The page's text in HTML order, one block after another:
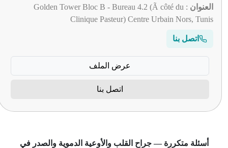
العنوان
: Golden Tower Bloc B - Bureau 4.2 (Ã côté du
Clinique Pasteur) Centre Urbain Nors, Tunis
اتصل بنا
عرض الملف
اتصل بنا
أسئلة متكررة — جراح القلب والأوعية الدموية والصدر في